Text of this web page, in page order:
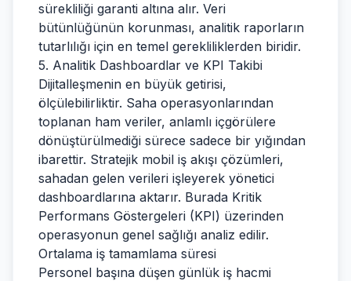
sürekliliği garanti altına alır. Veri
bütünlüğünün korunması, analitik raporların
tutarlılığı için en temel gerekliliklerden biridir.
5. Analitik Dashboardlar ve KPI Takibi
Dijitalleşmenin en büyük getirisi,
ölçülebilirliktir. Saha operasyonlarından
toplanan ham veriler, anlamlı içgörülere
dönüştürülmediği sürece sadece bir yığından
ibarettir. Stratejik mobil iş akışı çözümleri,
sahadan gelen verileri işleyerek yönetici
dashboardlarına aktarır. Burada Kritik
Performans Göstergeleri (KPI) üzerinden
operasyonun genel sağlığı analiz edilir.
Ortalama iş tamamlama süresi
Personel başına düşen günlük iş hacmi